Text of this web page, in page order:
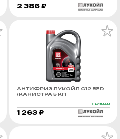
2 386 ₽
АНТИФРИЗ ЛУКОЙЛ G12 RED
(КАНИСТРА 5 КГ)
В наличии
1 263 ₽